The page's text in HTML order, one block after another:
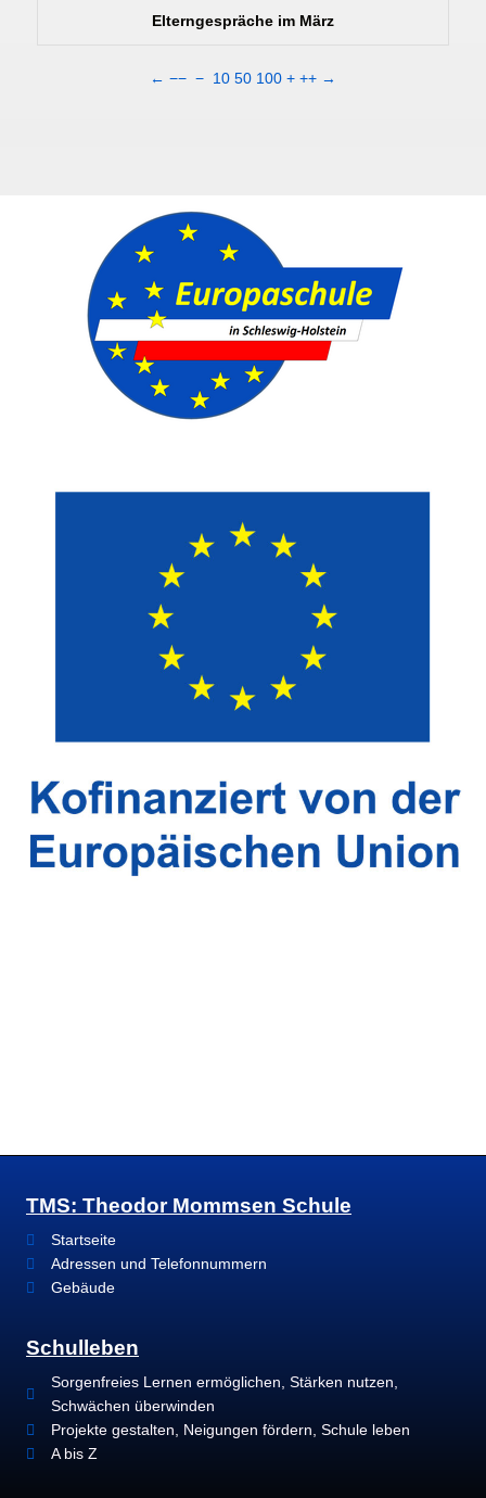
Elterngespräche im März
← −− − 10 50 100 + ++ →
TMS: Theodor Mommsen Schule
Startseite
Adressen und Telefonnummern
Gebäude
Schulleben
Sorgenfreies Lernen ermöglichen, Stärken nutzen,
Schwächen überwinden
Projekte gestalten, Neigungen fördern, Schule leben
A bis Z